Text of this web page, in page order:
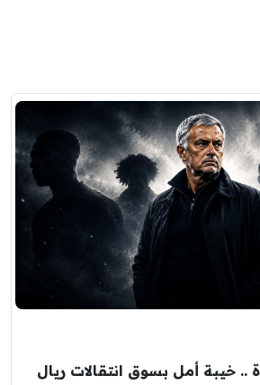
خيبة أمل بسوق انتقالات ريال